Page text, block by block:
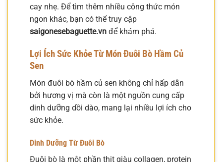
cay nhẹ. Để tìm thêm nhiều công thức món
ngon khác, bạn có thể truy cập
saigonesebaguette.vn để khám phá.
Lợi Ích Sức Khỏe Từ Món Đuôi Bò Hầm Củ
Sen
Món đuôi bò hầm củ sen không chỉ hấp dẫn
bởi hương vị mà còn là một nguồn cung cấp
dinh dưỡng dồi dào, mang lại nhiều lợi ích cho
sức khỏe.
Dinh Dưỡng Từ Đuôi Bò
Đuôi bò là một phần thịt giàu collagen, protein